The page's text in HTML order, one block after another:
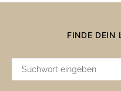
FINDE DEIN
SUCHE